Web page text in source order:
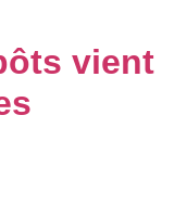
vient